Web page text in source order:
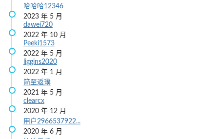
哈哈哈12346
2023 年 5 月
dawei720
2022 年 10 月
Peeki1573
2022 年 5 月
liggins2020
2022 年 1 月
简至返璞
2021 年 5 月
clearcx
2020 年 12 月
用户2966537922...
2020 年 6 月